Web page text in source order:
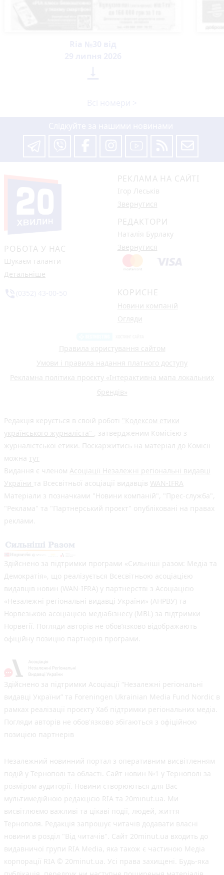
РОБОТА У НАС
Шукаєм таланти
Детальніше
РЕКЛАМА НА САЙТІ
Ігор Леськів
Звернутися
РЕДАКТОРИ
Наталія Бурлаку
Звернутися
КОРИСНЕ
Новини компаній
Огляди
Правила користування сайтом
Умови і правила надання платного доступу
Рекламна політика проєкту «Інтерактивна мапа локальних
брендів»
Редакція керується в своїй роботі "Кодексом етики
українського журналіста" , затвердженим Комісією з
журналістської етики. Поскаржитись на матеріал до Комісії
можна тут
Видання є членом Асоціації Незалежні регіональні видавці
України та Всесвітньої асоціації видавців WAN-IFRA
Матеріали з позначками "Новини компаній", "Прес-служба",
"Реклама" та "Партнерський проєкт" опубліковані на правах
реклами.
Здійснено за підтримки програми «Сильніші разом: Медіа та
Демократія», що реалізується Всесвітньою асоціацією
видавців новин (WAN-IFRA) у партнерстві з Асоціацією
«Незалежні регіональні видавці України» (АНРВУ) та
Норвезькою асоціацією медіабізнесу (MBL) за підтримки
Норвегії. Погляди авторів не обов’язково відображають
офіційну позицію партнерів програми.
Здійснено за підтримки Асоціації “Незалежні регіональні
видавці України” та Foreningen Ukrainian Media Fund Nordic в
рамках реалізації проєкту Хаб підтримки регіональних медіа.
Погляди авторів не обов'язково збігаються з офіційною
позицією партнерів
Незалежний новинний портал з оперативним висвітленням
подій у Тернополі та області. Сайт новин №1 у Тернополі за
розміром аудиторії. Новини створюються для Вас
мультимедійною редакцією RIA та 20minut.ua. Ми
висвітлюємо важливі та цікаві події, людей, життя
Тернополя. Редакція запрошує читачів додавати власні
новини в розділ "Від читачів". Сайт 20minut.ua входить до
видавничої групи RIA Media, яка також є частиною Медіа
корпорації RIA © 20minut.ua. Усі права захищені. Будь-яка